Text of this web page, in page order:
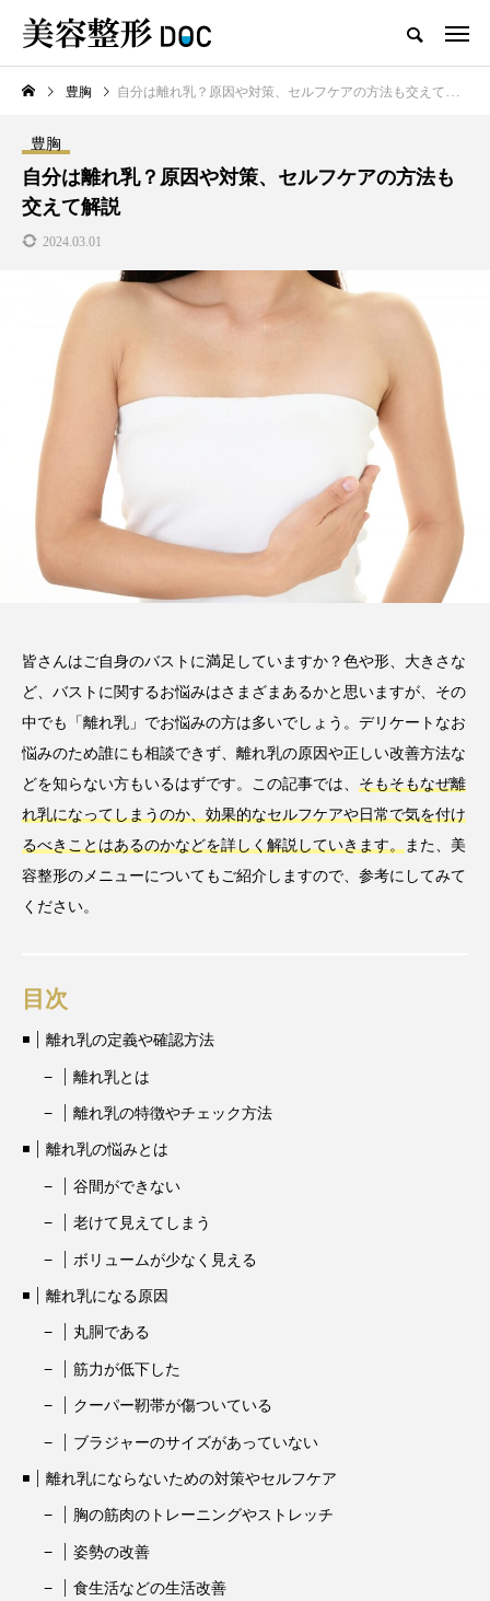
TOP ヒアルロン酸 婦人科形成
新着記事
注目のトピック
コラム
豊胸 自分は離れ乳？原因や対策、セルフケアの方法も交えて解説
豊胸
自分は離れ乳？原因や対策、セルフケアの方法も
交えて解説
2024.03.01
皆さんはご自身のバストに満足していますか？色や形、大きさな
ど、バストに関するお悩みはさまざまあるかと思いますが、その
中でも「離れ乳」でお悩みの方は多いでしょう。デリケートなお
悩みのため誰にも相談できず、離れ乳の原因や正しい改善方法な
どを知らない方もいるはずです。この記事では、 そもそもなぜ離
れ乳になってしまうのか、効果的なセルフケアや日常で気を付け
るべきことはあるのかなどを詳しく解説していきます。また、美
容整形のメニューについてもご紹介しますので、参考にしてみて
ください。
目次
離れ乳の定義や確認方法
離れ乳とは
離れ乳の特徴やチェック方法
離れ乳の悩みとは
谷間ができない
老けて見えてしまう
ボリュームが少なく見える
離れ乳になる原因
丸胴である
筋力が低下した
クーパー靭帯が傷ついている
ブラジャーのサイズがあっていない
離れ乳にならないための対策やセルフケア
胸の筋肉のトレーニングやストレッチ
姿勢の改善
食生活などの生活改善